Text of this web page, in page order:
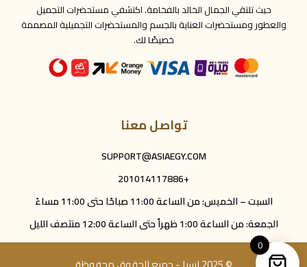
تواصل معنا
SUPPORT@ASIAEGY.COM
+201014117886
السبت – الخميس: من الساعة 11:00 صباحًا حتى 11:00 مساءً
الجمعة: من الساعة 1:00 ظهراً حتى الساعة 12:00 منتصف الليل
حيث تلتقي الجمال الخالد بالفخامة. اكتشفي مستحضرات التجميل
والعطور ومستحضرات العناية بالجسم والمستحضرات التجميلية المصممة
خصيصًا لك.
0